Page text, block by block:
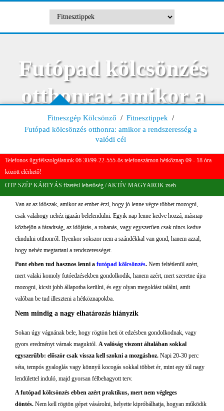
Futópad kölcsönzés
otthonra: amikor a
rendszeresség a
valódi cél
Fitneszgép Kölcsönző / Fitnesztippek /
Futópad kölcsönzés otthonra: amikor a rendszeresség a
valódi cél
Telefonos ügyfélszolgálatunk 06 30/99-22-555-ös telefonszámon hétköznap 09 - 18 óra
között elérhető!
OTP SZÉP KÁRTYÁS fizetési lehetőség / AKTÍV MAGYAROK zseb
Van az az időszak, amikor az ember érzi, hogy jó lenne végre többet mozogni,
csak valahogy nehéz igazán belelendülni. Egyik nap lenne kedve hozzá, másnap
közbejön a fáradtság, az időjárás, a rohanás, vagy egyszerűen csak nincs kedve
elindulni otthonról. Ilyenkor sokszor nem a szándékkal van gond, hanem azzal,
hogy nehéz megtartani a rendszerességet.
Pont ebben tud hasznos lenni a futópad kölcsönzés. Nem feltétlenül azért,
mert valaki komoly futóedzésekben gondolkodik, hanem azért, mert szeretne újra
mozogni, kicsit jobb állapotba kerülni, és egy olyan megoldást találni, amit
valóban be tud illeszteni a hétköznapokba.
Nem mindig a nagy elhatározás hiányzik
Sokan úgy vágnának bele, hogy rögtön heti öt edzésben gondolkodnak, vagy
gyors eredményt várnak maguktól. A valóság viszont általában sokkal
egyszerűbb: először csak vissza kell szokni a mozgáshoz. Napi 20-30 perc
séta, tempós gyaloglás vagy könnyű kocogás sokkal többet ér, mint egy túl nagy
lendülettel induló, majd gyorsan félbehagyott terv.
A futópad kölcsönzés ebben azért praktikus, mert nem végleges
döntés. Nem kell rögtön gépet vásárolni, helyette kipróbálhatja, hogyan működik